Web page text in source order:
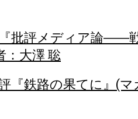
批評メディア論――
：大澤 聡
『鉄路の果てに』(